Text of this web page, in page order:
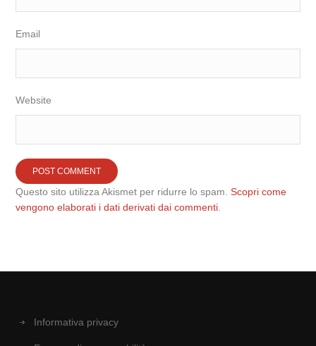
Email
Website
Questo sito utilizza Akismet per ridurre lo spam.Scopri come
vengono elaborati i dati derivati dai commenti
Informativa privacy